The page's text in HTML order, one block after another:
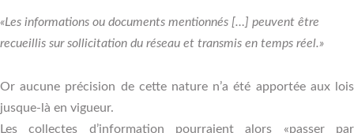
«Les informations ou documents mentionnés […] peuvent être
recueillis sur sollicitation du réseau et transmis en temps réel.»
Or aucune précision de cette nature n’a été apportée aux lois
jusque-là en vigueur.
Les collectes d’information pourraient alors «passer par